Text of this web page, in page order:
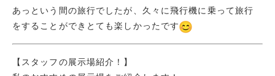
あっという間の旅行でしたが、久々に飛行機に乗って旅行
をすることができとても楽しかったです
【スタッフの展示場紹介！】